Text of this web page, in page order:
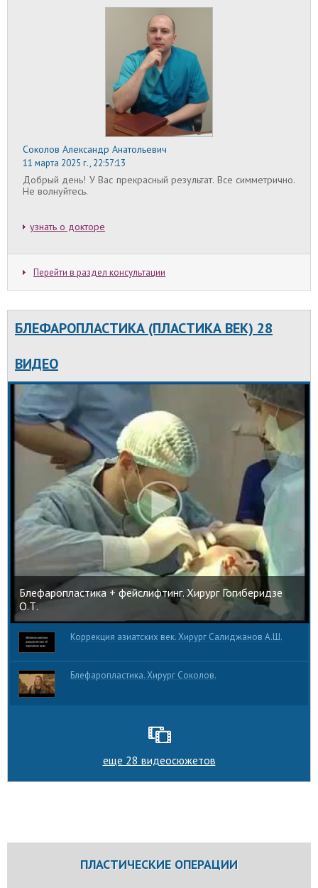
Синяки и отеки после блефаропластики –
нормальное послеоперационное явление,
возникающее всегда в ответ на повреждение
сосудов и капилляров.
Соколов Александр Анатольевич
11 марта 2025 г., 22:57:13
Добрый день! У Вас прекрасный результат. Все симметрично.
Не волнуйтесь.
узнать о докторе
Перейти в раздел консультации
БЛЕФАРОПЛАСТИКА (ПЛАСТИКА ВЕК) 28
ВИДЕО
Блефаропластика + фейслифтинг. Хирург Гогиберидзе
О.Т.
Коррекция азиатских век. Хирург Салиджанов А.Ш.
Блефаропластика. Хирург Соколов.
еще 28 видеосюжетов
ПЛАСТИЧЕСКИЕ ОПЕРАЦИИ